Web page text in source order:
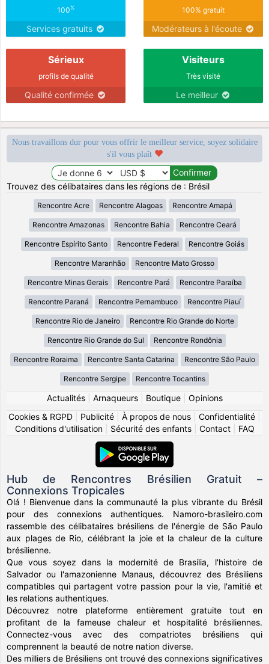
100%
Services gratuits
100% gratuit
Modérateurs à l'écoute
Sérieux
profils de qualité
Qualité confirmée
Visiteurs
Très visité
Le meilleur
Nous travaillons dur pour vous offrir le meilleur service, soyez solidaire
s'il vous plaît
Trouvez des célibataires dans les régions de : Brésil
Rencontre Acre Rencontre Alagoas Rencontre Amapá
Rencontre Amazonas Rencontre Bahia Rencontre Ceará
Rencontre Espírito Santo Rencontre Federal Rencontre Goiás
Rencontre Maranhão Rencontre Mato Grosso
Rencontre Minas Gerais Rencontre Pará Rencontre Paraíba
Rencontre Paraná Rencontre Pernambuco Rencontre Piauí
Rencontre Rio de Janeiro Rencontre Rio Grande do Norte
Rencontre Rio Grande do Sul Rencontre Rondônia
Rencontre Roraima Rencontre Santa Catarina Rencontre São Paulo
Rencontre Sergipe Rencontre Tocantins
Actualités| Arnaqueurs| Boutique| Opinions
Cookies & RGPD
Publicité À propos de nous Confidentialité
Conditions d'utilisation| Sécurité des enfants| Contact| FAQ
Hub de Rencontres Brésilien Gratuit –
Connexions Tropicales
Olá ! Bienvenue dans la communauté la plus vibrante du Brésil
pour des connexions authentiques. Namoro-brasileiro.com
rassemble des célibataires brésiliens de l'énergie de São Paulo
aux plages de Rio, célébrant la joie et la chaleur de la culture
brésilienne.
Que vous soyez dans la modernité de Brasília, l'histoire de
Salvador ou l'amazonienne Manaus, découvrez des Brésiliens
compatibles qui partagent votre passion pour la vie, l'amitié et
les relations authentiques.
Découvrez notre plateforme entièrement gratuite tout en
profitant de la fameuse chaleur et hospitalité brésiliennes.
Connectez-vous avec des compatriotes brésiliens qui
comprennent la beauté de notre nation diverse.
Des milliers de Brésiliens ont trouvé des connexions significatives